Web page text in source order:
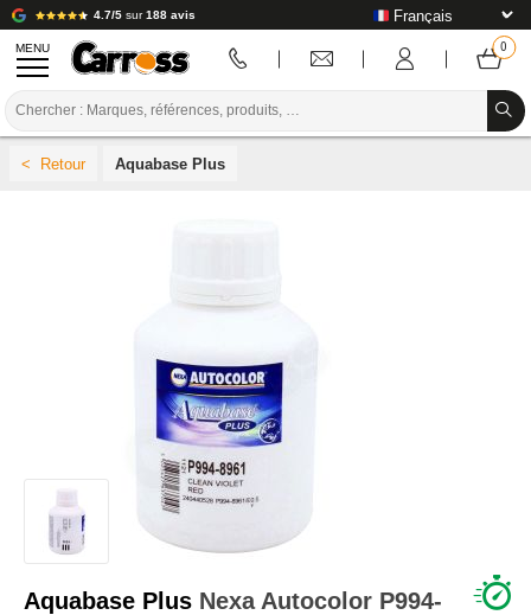
4.7/5 sur188 avis
MENU
OUTILLAGE CARROSSERIE
ÉQUIPEMENT ATELIER CARROSSERIE
CODE COULEUR
INSTALLATION LABO
TUTORIEL & CONSEILS
Aquabase Plus
Aquabase Plus Nexa Autocolor P994-